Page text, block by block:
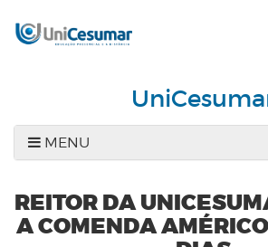
MENU
REITOR DA
A COMENDA